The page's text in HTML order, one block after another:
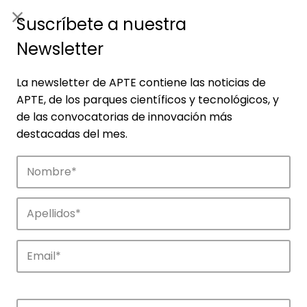
Empresas
Descubre las empresas que impulsan la
innovación en los parques de APTE.
Suscríbete a nuestra
Newsletter
La newsletter de APTE contiene las noticias de
APTE, de los parques científicos y tecnológicos, y
de las convocatorias de innovación más
destacadas del mes.